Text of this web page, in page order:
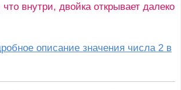
внутри, двойка открывает далеко
описание значения числа 2 в